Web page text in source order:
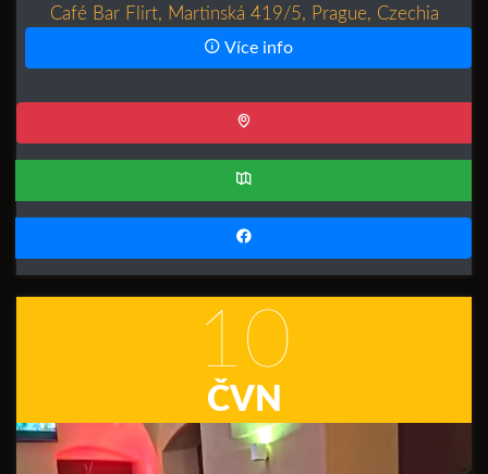
Café Bar Flirt, Martinská 419/5, Prague, Czechia
Více info
10
ČVN